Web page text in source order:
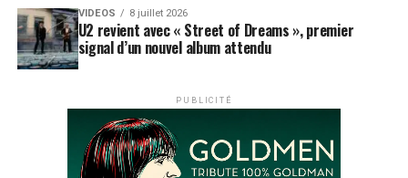
VIDEOS 8 juillet 2026
U2 revient avec « Street of Dreams », premier
signal d’un nouvel album attendu
PUBLICITÉ